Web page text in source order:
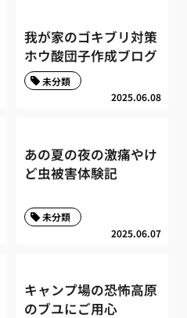
我が家のゴキブリ対策
ホウ酸団子作成ブログ
2025.06.08
未分類
あの夏の夜の激痛やけ
ど虫被害体験記
2025.06.07
未分類
キャンプ場の恐怖高原
のブユにご用心